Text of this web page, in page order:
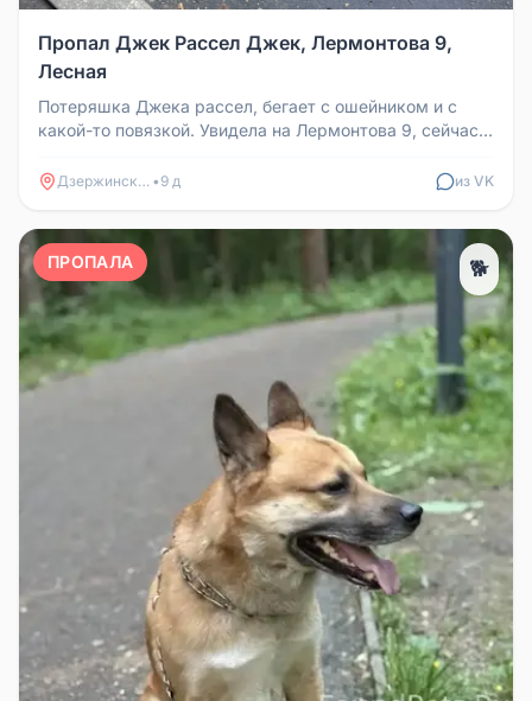
Пропал Джек Рассел Джек, Лермонтова 9,
Лесная
Потеряшка Джека рассел, бегает с ошейником и с
какой-то повязкой. Увидела на Лермонтова 9, сейчас
Дзержинский • 9 д из VK
ПРОПАЛА 🐕